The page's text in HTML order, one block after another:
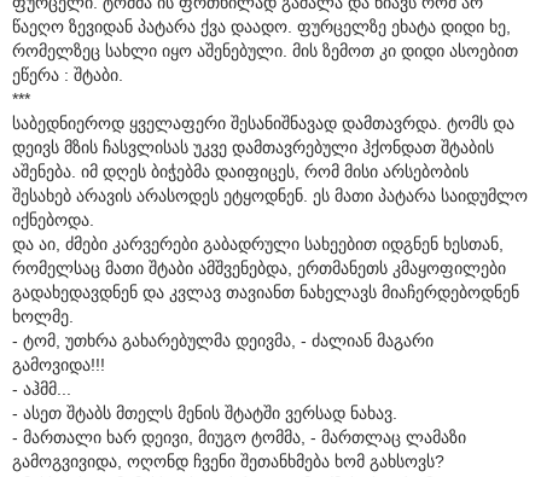
წაეღო ზევიდან პატარა ქვა დაადო. ფურცელზე ეხატა დიდი ხე,
რომელზეც სახლი იყო აშენებული. მის ზემოთ კი დიდი ასოებით
ეწერა : შტაბი.
***
საბედნიეროდ ყველაფერი შესანიშნავად დამთავრდა. ტომს და
დეივს მზის ჩასვლისას უკვე დამთავრებული ჰქონდათ შტაბის
აშენება. იმ დღეს ბიჭებმა დაიფიცეს, რომ მისი არსებობის
შესახებ არავის არასოდეს ეტყოდნენ. ეს მათი პატარა საიდუმლო
იქნებოდა.
და აი, ძმები კარვერები გაბადრული სახეებით იდგნენ ხესთან,
რომელსაც მათი შტაბი ამშვენებდა, ერთმანეთს კმაყოფილები
გადახედავდნენ და კვლავ თავიანთ ნახელავს მიაჩერდებოდნენ
ხოლმე.
- ტომ, უთხრა გახარებულმა დეივმა, - ძალიან მაგარი
გამოვიდა!!!
- აჰმმ...
- ასეთ შტაბს მთელს მენის შტატში ვერსად ნახავ.
- მართალი ხარ დეივი, მიუგო ტომმა, - მართლაც ლამაზი
გამოგვივიდა, ოღონდ ჩვენი შეთანხმება ხომ გახსოვს?